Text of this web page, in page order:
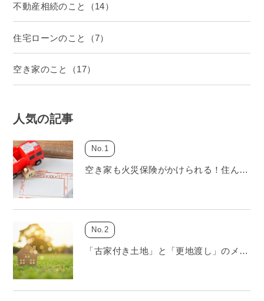
不動産相続のこと（14）
住宅ローンのこと（7）
空き家のこと（17）
人気の記事
空き家も火災保険がかけられる！住ん…
「古家付き土地」と「更地渡し」のメ…